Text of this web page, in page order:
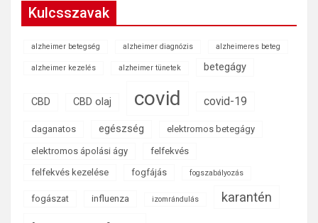
Kulcsszavak
alzheimer betegség alzheimer diagnózis alzheimeres beteg
alzheimer kezelés alzheimer tünetek betegágy
CBD CBD olaj covid covid-19
daganatos egészség elektromos betegágy
elektromos ápolási ágy
felfekvés
felfekvés kezelése
fogfájás fogszabályozás
fogászat influenza izomrándulás karantén